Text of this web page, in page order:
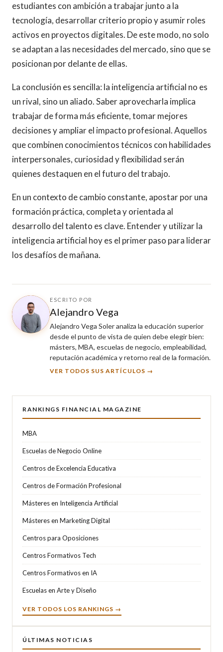
estudiantes con ambición a trabajar junto a la
tecnología, desarrollar criterio propio y asumir roles
activos en proyectos digitales. De este modo, no solo
se adaptan a las necesidades del mercado, sino que se
posicionan por delante de ellas.
La conclusión es sencilla: la inteligencia artificial no es
un rival, sino un aliado. Saber aprovecharla implica
trabajar de forma más eficiente, tomar mejores
decisiones y ampliar el impacto profesional. Aquellos
que combinen conocimientos técnicos con habilidades
interpersonales, curiosidad y flexibilidad serán
quienes destaquen en el futuro del trabajo.
En un contexto de cambio constante, apostar por una
formación práctica, completa y orientada al
desarrollo del talento es clave. Entender y utilizar la
inteligencia artificial hoy es el primer paso para liderar
los desafíos de mañana.
ESCRITO POR
Alejandro Vega
Alejandro Vega Soler analiza la educación superior
desde el punto de vista de quien debe elegir bien:
másters, MBA, escuelas de negocio, empleabilidad,
reputación académica y retorno real de la formación.
VER TODOS SUS ARTÍCULOS →
RANKINGS FINANCIAL MAGAZINE
MBA
Escuelas de Negocio Online
Centros de Excelencia Educativa
Centros de Formación Profesional
Másteres en Inteligencia Artificial
Másteres en Marketing Digital
Centros para Oposiciones
Centros Formativos Tech
Centros Formativos en IA
Escuelas en Arte y Diseño
VER TODOS LOS RANKINGS →
ÚLTIMAS NOTICIAS